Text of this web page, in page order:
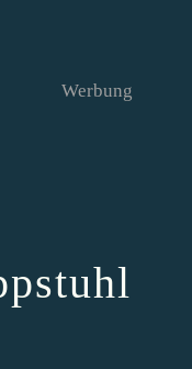
Werbung